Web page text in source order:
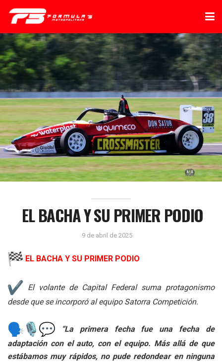
EL BACHA Y SU PRIMER PODIO
9 de abril de 2025
EL BACHA Y SU PRIMER PODIO
El volante de Capital Federal suma protagonismo
desde que se incorporó al equipo Satorra Competición.
“La primera fecha fue una fecha de
adaptación con el auto, con el equipo. Más allá de que
estábamos muy rápidos, no pude redondear en ninguna